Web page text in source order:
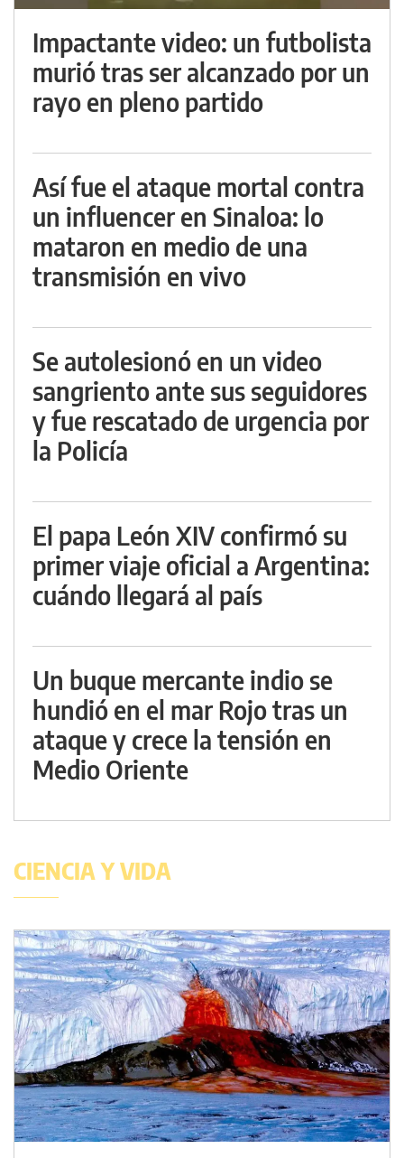
Impactante video: un futbolista
murió tras ser alcanzado por un
rayo en pleno partido
Así fue el ataque mortal contra
un influencer en Sinaloa: lo
mataron en medio de una
transmisión en vivo
Se autolesionó en un video
sangriento ante sus seguidores
y fue rescatado de urgencia por
la Policía
El papa León XIV confirmó su
primer viaje oficial a Argentina:
cuándo llegará al país
Un buque mercante indio se
hundió en el mar Rojo tras un
ataque y crece la tensión en
Medio Oriente
CIENCIA Y VIDA